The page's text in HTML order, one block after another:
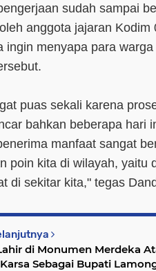
sudah sampai
anggota jajaran Kodim
ingin menyapa para
puas sekali karena
bahkan beberapa hari
manfaat sangat
poin kita di wilayah, yaitu
di sekitar kita," tegas
di Monumen Merdeka
Sebagai Bupati